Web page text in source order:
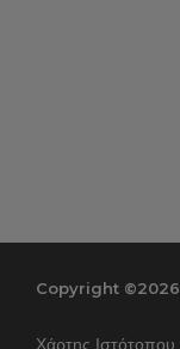
Copyright ©2026
Χάρτης Ιστότοπου